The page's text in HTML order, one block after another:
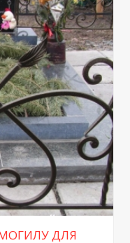
ДЛЯ